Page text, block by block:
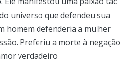
universo que defendeu sua
homem defenderia a mulher
Preferiu a morte à negação
verdadeiro.